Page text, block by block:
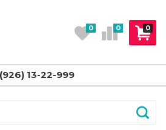
0
0 0
13-22-999